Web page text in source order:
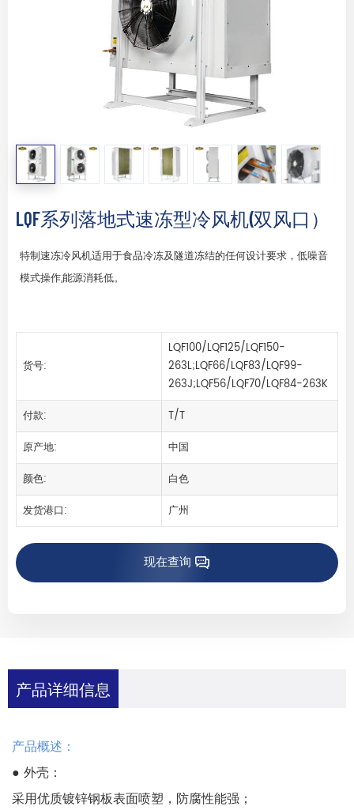
LQF系列落地式速冻型冷风机(双风口）
特制速冻冷风机适用于食品冷冻及隧道冻结的任何设计要求，低噪音
模式操作,能源消耗低。
货号:
LQF100/LQF125/LQF150-
263L;LQF66/LQF83/LQF99-
263J;LQF56/LQF70/LQF84-263K
付款:
T/T
原产地:
中国
颜色:
白色
发货港口:
广州
现在查询
产品详细信息
产品概述：
● 外壳：
采用优质镀锌钢板表面喷塑，防腐性能强；